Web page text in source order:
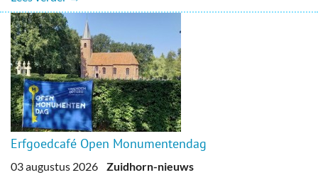
Erfgoedcafé Open Monumentendag
03 augustus 2026 Zuidhorn-nieuws